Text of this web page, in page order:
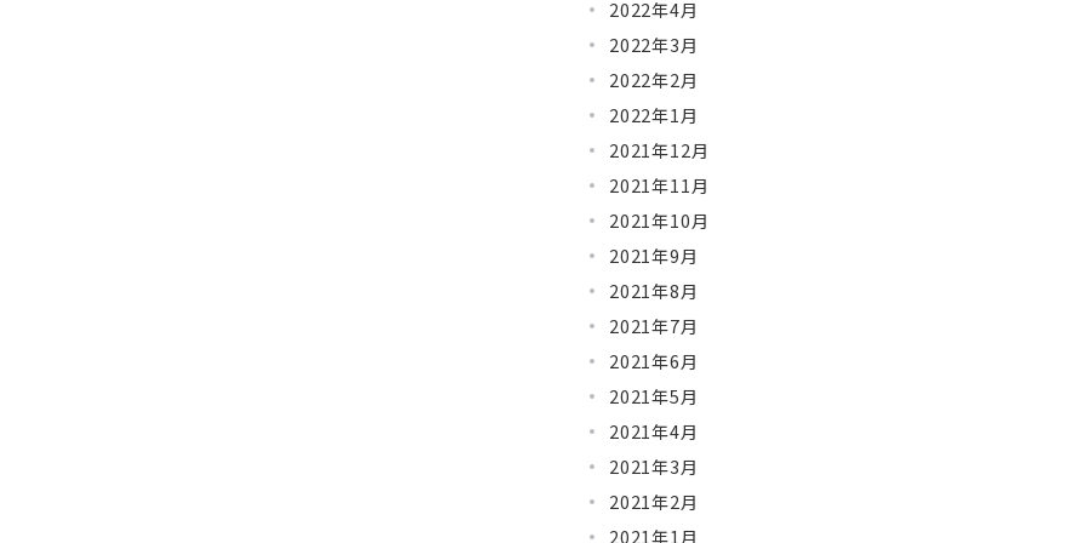
2022年4月
2022年3月
2022年2月
2022年1月
2021年12月
2021年11月
2021年10月
2021年9月
2021年8月
2021年7月
2021年6月
2021年5月
2021年4月
2021年3月
2021年2月
2021年1月